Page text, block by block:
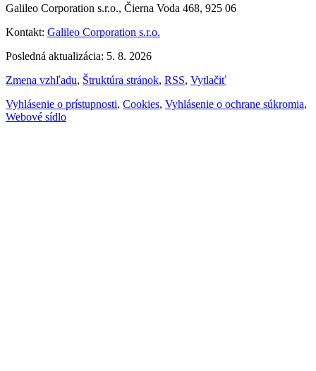
Galileo Corporation s.r.o., Čierna Voda 468, 925 06
Kontakt: Galileo Corporation s.r.o.
Posledná aktualizácia: 5. 8. 2026
Zmena vzhľadu, Štruktúra stránok, RSS, Vytlačiť
Vyhlásenie o prístupnosti, Cookies, Vyhlásenie o ochrane súkromia,
Webové sídlo